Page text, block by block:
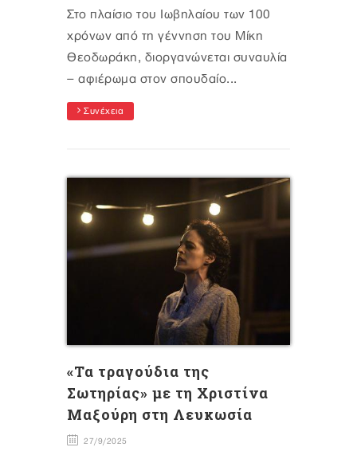
Στο πλαίσιο του Ιωβηλαίου των 100
χρόνων από τη γέννηση του Μίκη
Θεοδωράκη, διοργανώνεται συναυλία
– αφιέρωμα στον σπουδαίο...
Συνέχεια
«Τα τραγούδια της
Σωτηρίας» με τη Χριστίνα
Μαξούρη στη Λευκωσία
27/9/2025